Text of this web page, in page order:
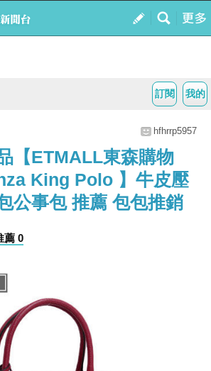
我的
訂閱
hfhrrp5957
【ETMALL東森購物
King Polo 】牛皮壓
公事包 推薦 包包推銷
薦 0